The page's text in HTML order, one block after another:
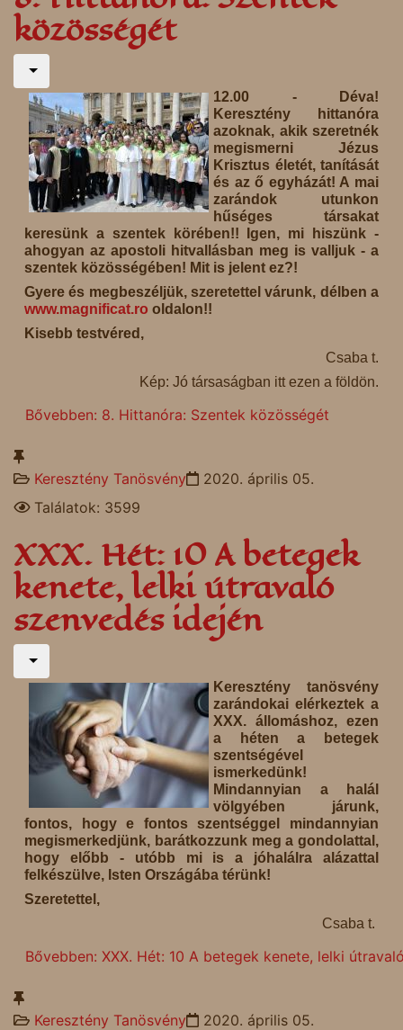
közösségét
12.00 - Déva!
Keresztény hittanóra
azoknak, akik szeretnék
megismerni Jézus
Krisztus életét, tanítását
és az ő egyházát! A mai
zarándok utunkon
hűséges társakat
keresünk a szentek körében!! Igen, mi hiszünk -
ahogyan az apostoli hitvallásban meg is valljuk - a
szentek közösségében! Mit is jelent ez?!
Gyere és megbeszéljük, szeretettel várunk, délben a
www.magnificat.ro oldalon!!
Kisebb testvéred,
Csaba t.
Kép: Jó társaságban itt ezen a földön.
Bővebben: 8. Hittanóra: Szentek közösségét
Keresztény Tanösvény
2020. április 05.
Találatok: 3599
XXX. Hét: 10 A betegek
kenete, lelki útravaló
szenvedés idején
Keresztény tanösvény
zarándokai elérkeztek a
XXX. állomáshoz, ezen
a héten a betegek
szentségével
ismerkedünk!
Mindannyian a halál
völgyében járunk,
fontos, hogy e fontos szentséggel mindannyian
megismerkedjünk, barátkozzunk meg a gondolattal,
hogy előbb - utóbb mi is a jóhalálra alázattal
felkészülve, Isten Országába térünk!
Szeretettel,
Csaba t.
Bővebben: XXX. Hét: 10 A betegek kenete, lelki
Keresztény Tanösvény
2020. április 05.